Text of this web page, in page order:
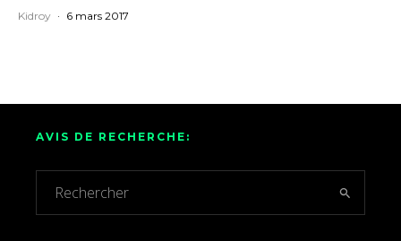
Kidroy · 6 mars 2017
AVIS DE RECHERCHE: